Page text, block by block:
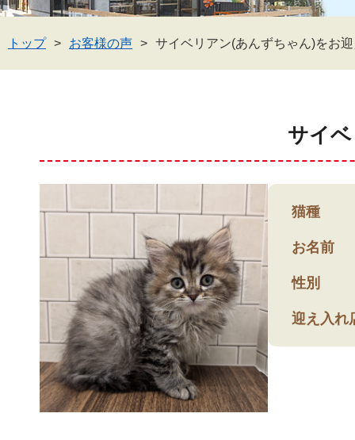
トップ お客様の声 サイベリアン(あんずちゃん)をお
サイ
猫種
お名前
性別
迎え入れ